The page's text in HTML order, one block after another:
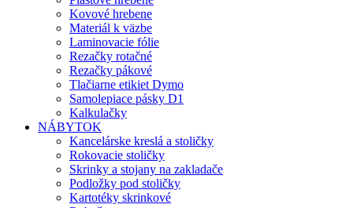
Kovové hrebene
Materiál k väzbe
Laminovacie fólie
Rezačky rotačné
Rezačky pákové
Tlačiarne etikiet Dymo
Samolepiace pásky D1
Kalkulačky
NÁBYTOK
Kancelárske kreslá a stoličky
Rokovacie stoličky
Skrinky a stojany na zakladače
Podložky pod stoličky
Kartotéky skrinkové